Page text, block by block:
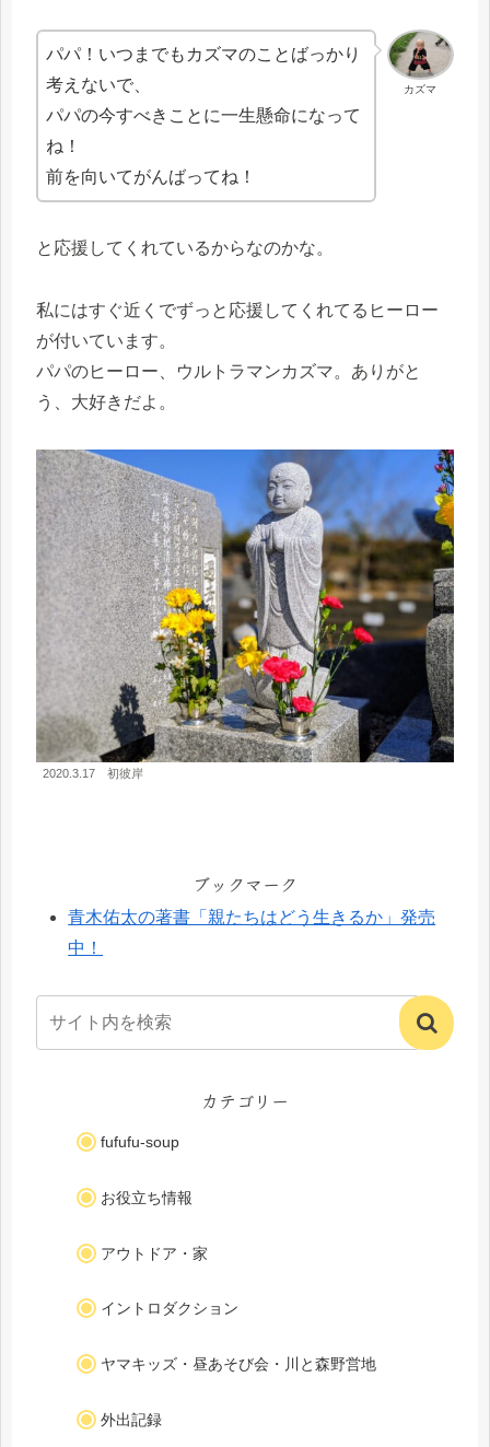
カズマ
パパ！いつまでもカズマのことばっかり
考えないで、
パパの今すべきことに一生懸命になって
ね！
前を向いてがんばってね！
と応援してくれているからなのかな。
私にはすぐ近くでずっと応援してくれてるヒーロー
が付いています。
パパのヒーロー、ウルトラマンカズマ。ありがと
う、大好きだよ。
2020.3.17 初彼岸
ブックマーク
青木佑太の著書「親たちはどう生きるか」発売
中！
カテゴリー
fufufu-soup
お役立ち情報
アウトドア・家
イントロダクション
ヤマキッズ・昼あそび会・川と森野営地
外出記録